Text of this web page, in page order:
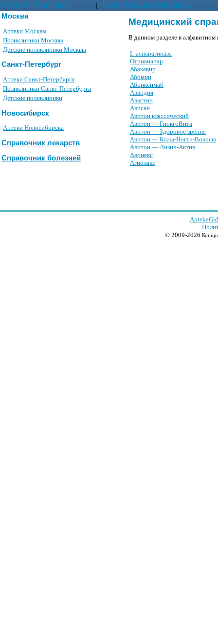
Аптеки Москвы | Поликлиники Москвы
Москва
Аптеки Москвы
Поликлиники Москвы
Детские поликлиники Москвы
Санкт-Петербург
Аптеки Санкт-Петербурга
Поликлиники Санкт-Петербурга
Детские поликлиники
Новосибирск
Аптеки Новосибирска
Справочник лекарств
Справочник болезней
Медицинский
В данном разделе в алфавитном
L-аспарагиназа
Oтpивианаp
Абакавир
Абомин
Абциксимаб
Авандия
Авастин
Ависан
Авитон классический
Авитон — ГинкгоВита
Авитон — Здоровое зрение
Авитон — Кожа-Ногти-Волосы
Авитон — Лизин-Актив
Авонекс
Агиолакс
© 2009-2026